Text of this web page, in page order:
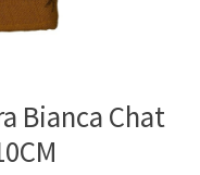
Bianca Chat